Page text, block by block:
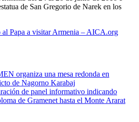
de San Gregorio de Narek en los
Papa a visitar Armenia – AICA.org
organiza una mesa redonda en
de Nagorno Karabaj
de panel informativo indicando
de Gramenet hasta el Monte Ararat